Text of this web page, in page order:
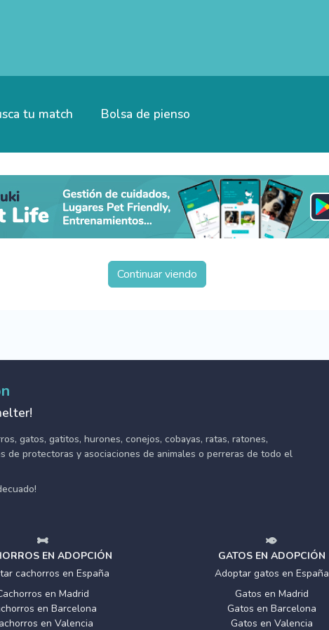
tu match Bolsa de pienso
Continuar viendo
gatos, gatitos, hurones, conejos, cobayas, ratas, ratones,
de protectoras y asociaciones de animales o perreras de todo el
EN ADOPCIÓN
cachorros en España
en Madrid
en Barcelona
en Valencia
GATOS EN ADOPCIÓN
Adoptar gatos en España
Gatos en Madrid
Gatos en Barcelona
Gatos en Valencia